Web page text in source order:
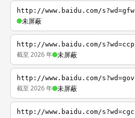
http://www.baidu.com/s?wd=gfw
未屏蔽
http://www.baidu.com/s?wd=ccp
截至 2026 年 未屏蔽
http://www.baidu.com/s?wd=gov
截至 2026 年 未屏蔽
http://www.baidu.com/s?wd=cgc